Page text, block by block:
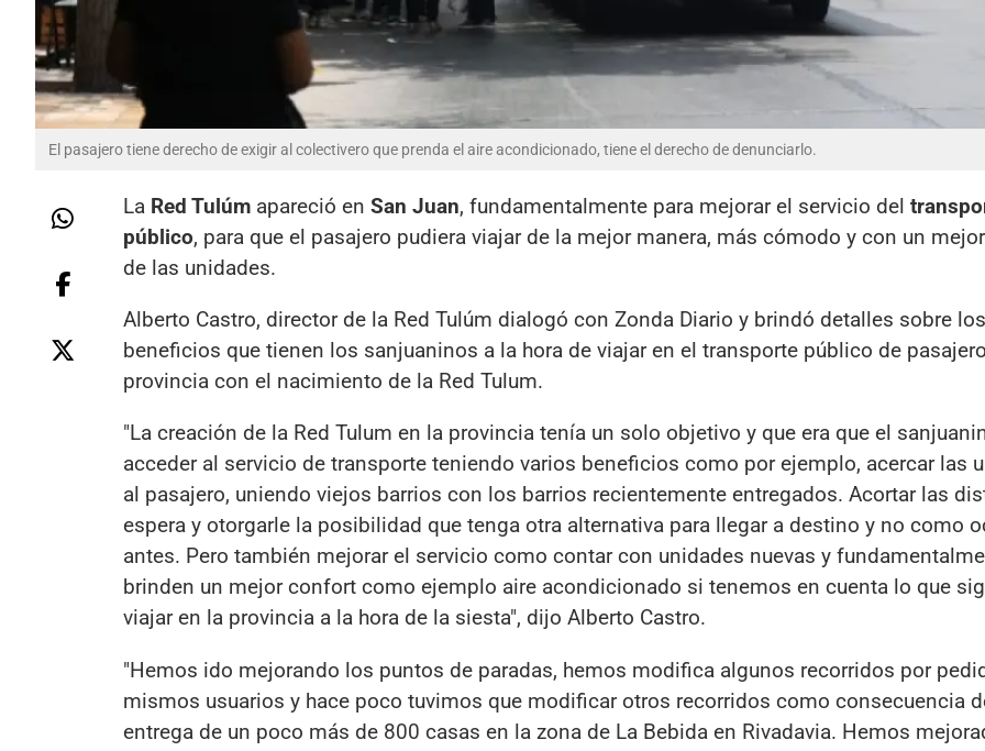
El pasajero tiene derecho de exigir al colectivero que prenda el aire acondicionado, tiene el derecho de denunciarlo.
La Red Tulúm apareció en San Juan, fundamentalmente para mejorar el servicio del
público, para que el pasajero pudiera viajar de la mejor manera, más cómodo y con un
de las unidades.
Alberto Castro, director de la Red Tulúm dialogó con Zonda Diario y brindó detalles sobre los
beneficios que tienen los sanjuaninos a la hora de viajar en el transporte público de
provincia con el nacimiento de la Red Tulum.
"La creación de la Red Tulum en la provincia tenía un solo objetivo y que era que el
acceder al servicio de transporte teniendo varios beneficios como por ejemplo, acercar las
al pasajero, uniendo viejos barrios con los barrios recientemente entregados. Acortar las
espera y otorgarle la posibilidad que tenga otra alternativa para llegar a destino y no como
antes. Pero también mejorar el servicio como contar con unidades nuevas y
brinden un mejor confort como ejemplo aire acondicionado si tenemos en cuenta lo que
viajar en la provincia a la hora de la siesta", dijo Alberto Castro.
"Hemos ido mejorando los puntos de paradas, hemos modifica algunos recorridos por
mismos usuarios y hace poco tuvimos que modificar otros recorridos como consecuencia
entrega de un poco más de 800 casas en la zona de La Bebida en Rivadavia. Hemos